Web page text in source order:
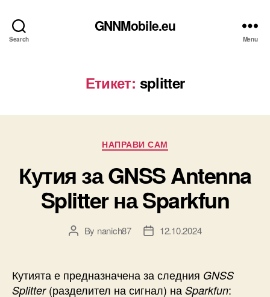
Search
GNNMobile.eu
Menu
Етикет: splitter
Categories
НАПРАВИ САМ
Кутия за GNSS Antenna
Splitter на Sparkfun
PostBy nanich87
Post12.10.2024
Кутията е предназначена за следния GNSS
Splitter(разделител на сигнал) на Sparkfun: